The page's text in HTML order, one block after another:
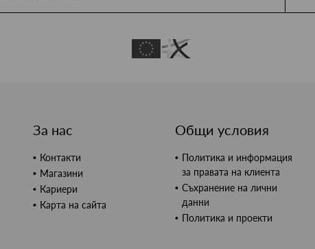
За нас
Контакти
Магазини
Кариери
Карта на сайта
Общи условия
Политика и информация
за правата на клиента
Съхранение на лични
данни
Политика и проекти